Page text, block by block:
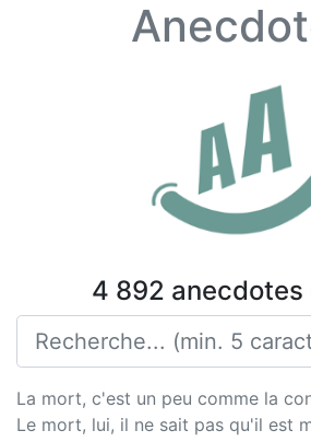
4 892 anecdotes
La mort, c'est un peu comme la
Le mort, lui, il ne sait pas qu'il est